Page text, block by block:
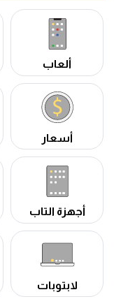
ألعاب
أسعار
أجهزة التاب
لابتوبات